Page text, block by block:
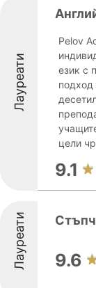
Лауреати
Pelov
език с
цели
9.1
Лауреати 9.6